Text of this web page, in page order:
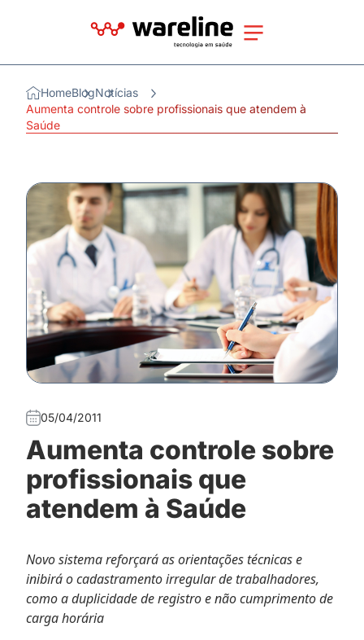
HomeBlogNotícias
Aumenta controle sobre profissionais que atendem à
Saúde
05/04/2011
Aumenta controle sobre
profissionais que
atendem à Saúde
Novo sistema reforçará as orientações técnicas e
inibirá o cadastramento irregular de trabalhadores,
como a duplicidade de registro e não cumprimento de
carga horária